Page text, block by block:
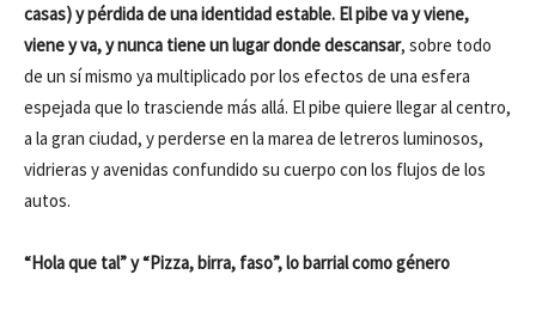
casas) y pérdida de una identidad estable. El pibe va y viene,
viene y va, y nunca tiene un lugar donde descansar, sobre todo
de un sí mismo ya multiplicado por los efectos de una esfera
espejada que lo trasciende más allá. El pibe quiere llegar al centro,
a la gran ciudad, y perderse en la marea de letreros luminosos,
vidrieras y avenidas confundido su cuerpo con los flujos de los
autos.
“Hola que tal” y “Pizza, birra, faso”, lo barrial como género